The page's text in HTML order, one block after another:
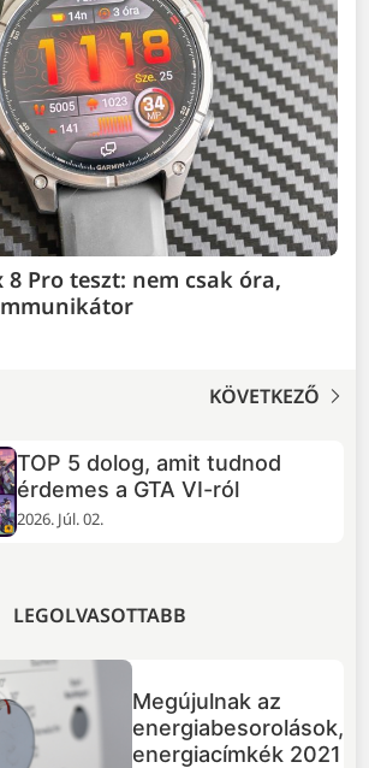
8 Pro teszt: nem csak óra,
KÖVETKEZŐ
TOP 5 dolog, amit tudnod
érdemes a GTA VI-ról
2026. Júl. 02.
LEGOLVASOTTABB
Megújulnak az
energiabesorolások,
energiacímkék 2021